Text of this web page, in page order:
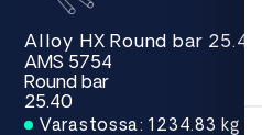
Alloy HX Round bar
AMS 5754
Round bar
25.40
Varastossa: 1234.83 kg